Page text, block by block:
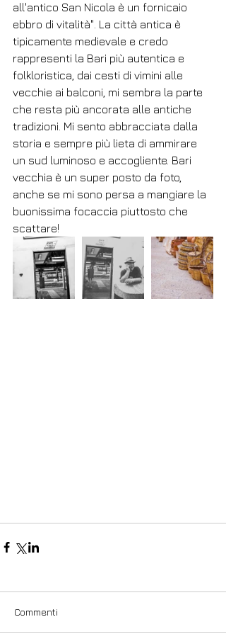
all'antico San Nicola è un fornicaio
ebbro di vitalità". La città antica è
tipicamente medievale e credo
rappresenti la Bari più autentica e
folkloristica, dai cesti di vimini alle
vecchie ai balconi, mi sembra la parte
che resta più ancorata alle antiche
tradizioni. Mi sento abbracciata dalla
storia e sempre più lieta di ammirare
un sud luminoso e accogliente. Bari
vecchia è un super posto da foto,
anche se mi sono persa a mangiare la
buonissima focaccia piuttosto che
scattare!
Commenti